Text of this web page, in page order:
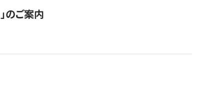
のご案内